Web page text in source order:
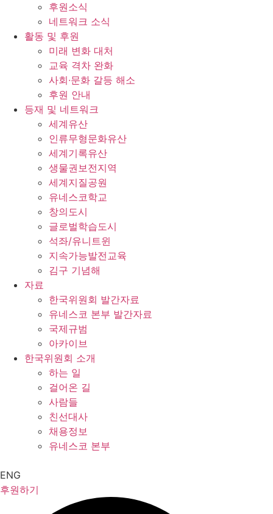
후원소식
네트워크 소식
활동 및 후원
미래 변화 대처
교육 격차 완화
사회∙문화 갈등 해소
후원 안내
등재 및 네트워크
세계유산
인류무형문화유산
세계기록유산
생물권보전지역
세계지질공원
유네스코학교
창의도시
글로벌학습도시
석좌/유니트윈
지속가능발전교육
김구 기념해
자료
한국위원회 발간자료
유네스코 본부 발간자료
국제규범
아카이브
한국위원회 소개
하는 일
걸어온 길
사람들
친선대사
채용정보
유네스코 본부
ENG
후원하기